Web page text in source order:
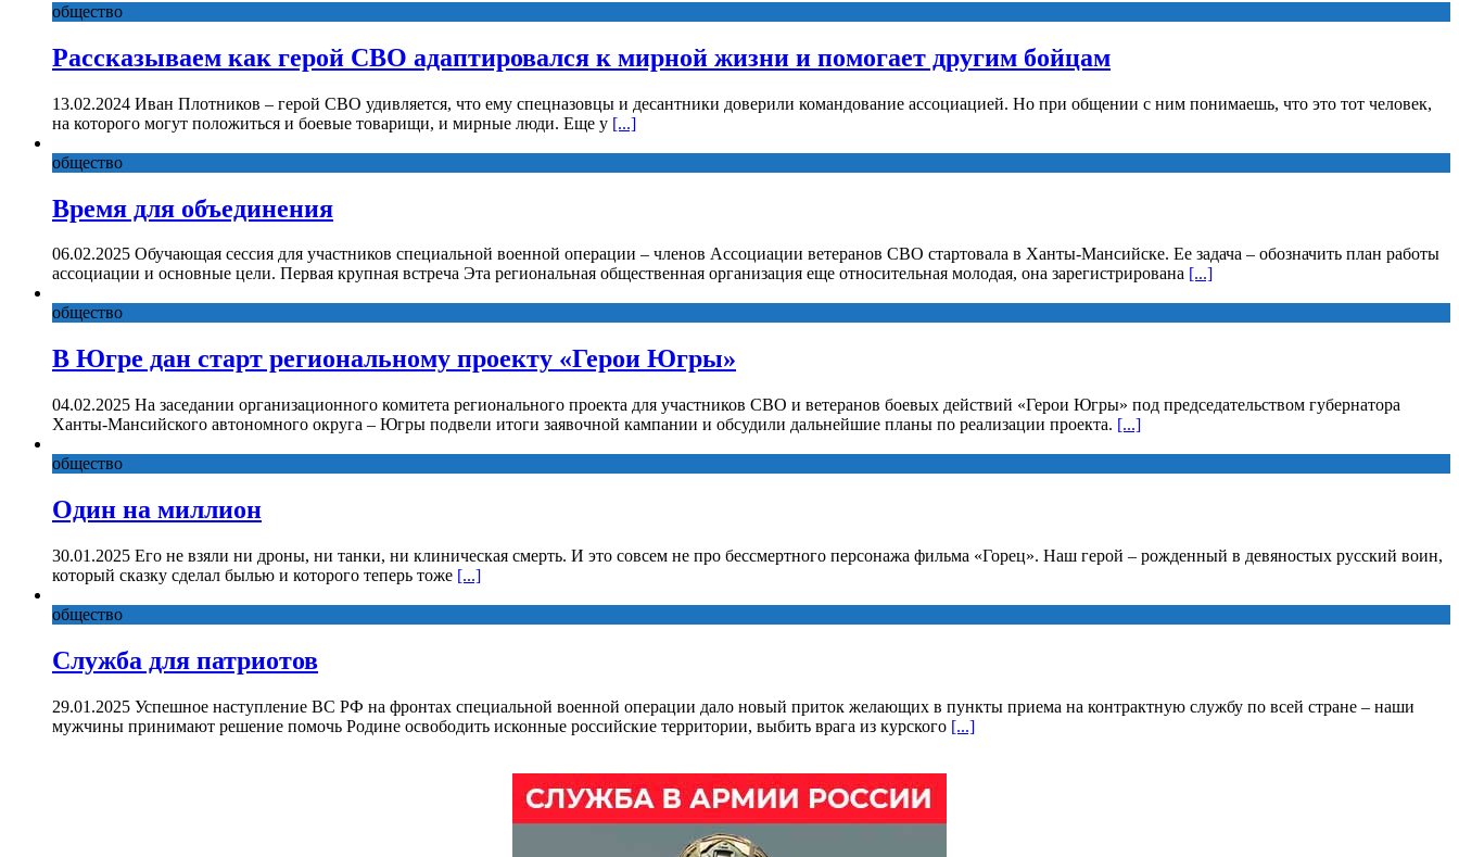
общество
Рассказываем как герой СВО адаптировался к мирной жизни и помогает другим бойцам
13.02.2024 Иван Плотников – герой СВО удивляется, что ему спецназовцы и десантники доверили командование ассоциацией. Но при общении с ним понимаешь, что это тот человек,
на которого могут положиться и боевые товарищи, и мирные люди. Еще у [...]
общество
Время для объединения
06.02.2025 Обучающая сессия для участников специальной военной операции – членов Ассоциации ветеранов СВО стартовала в Ханты-Мансийске. Ее задача – обозначить план работы
ассоциации и основные цели. Первая крупная встреча Эта региональная общественная организация еще относительная молодая, она зарегистрирована [...]
общество
В Югре дан старт региональному проекту «Герои Югры»
04.02.2025 На заседании организационного комитета регионального проекта для участников СВО и ветеранов боевых действий «Герои Югры» под председательством губернатора
Ханты-Мансийского автономного округа – Югры подвели итоги заявочной кампании и обсудили дальнейшие планы по реализации проекта. [...]
общество
Один на миллион
30.01.2025 Его не взяли ни дроны, ни танки, ни клиническая смерть. И это совсем не про бессмертного персонажа фильма «Горец». Наш герой – рожденный в девяностых русский воин,
который сказку сделал былью и которого теперь тоже [...]
общество
Служба для патриотов
29.01.2025 Успешное наступление ВС РФ на фронтах специальной военной операции дало новый приток желающих в пункты приема на контрактную службу по всей стране – наши
мужчины принимают решение помочь Родине освободить исконные российские территории, выбить врага из курского [...]